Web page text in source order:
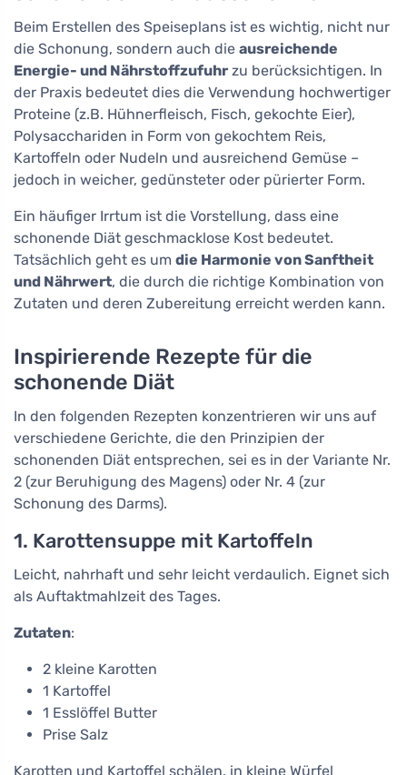
Beim Erstellen des Speiseplans ist es wichtig, nicht nur
die Schonung, sondern auch die ausreichende
Energie- und Nährstoffzufuhr zu berücksichtigen. In
der Praxis bedeutet dies die Verwendung hochwertiger
Proteine (z.B. Hühnerfleisch, Fisch, gekochte Eier),
Polysacchariden in Form von gekochtem Reis,
Kartoffeln oder Nudeln und ausreichend Gemüse –
jedoch in weicher, gedünsteter oder pürierter Form.
Ein häufiger Irrtum ist die Vorstellung, dass eine
schonende Diät geschmacklose Kost bedeutet.
Tatsächlich geht es um die Harmonie von Sanftheit
und Nährwert, die durch die richtige Kombination von
Zutaten und deren Zubereitung erreicht werden kann.
Inspirierende Rezepte für die
schonende Diät
In den folgenden Rezepten konzentrieren wir uns auf
verschiedene Gerichte, die den Prinzipien der
schonenden Diät entsprechen, sei es in der Variante Nr.
2 (zur Beruhigung des Magens) oder Nr. 4 (zur
Schonung des Darms).
1. Karottensuppe mit Kartoffeln
Leicht, nahrhaft und sehr leicht verdaulich. Eignet sich
als Auftaktmahlzeit des Tages.
Zutaten:
2 kleine Karotten
1 Kartoffel
1 Esslöffel Butter
Prise Salz
Karotten und Kartoffel schälen, in kleine Würfel